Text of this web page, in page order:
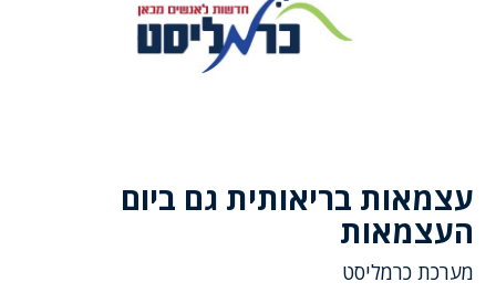
עצמאות בריאותית גם ביום
העצמאות
מערכת כרמליסט